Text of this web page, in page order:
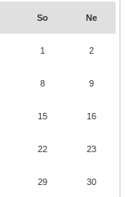
So Ne
1 2
8 9
15 16
22 23
29 30